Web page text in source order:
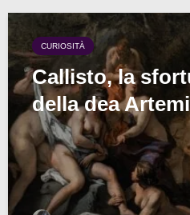
CURIOSITÀ
Callisto, la
della dea